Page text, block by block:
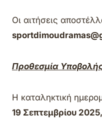
Οι αιτήσεις
Προθεσμία
Η καταληκτική
19 Σεπτεμβρίου